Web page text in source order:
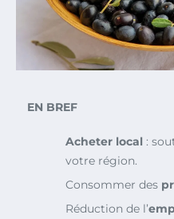
EN BREF
Acheter local :
votre région.
Consommer des
Réduction de l’